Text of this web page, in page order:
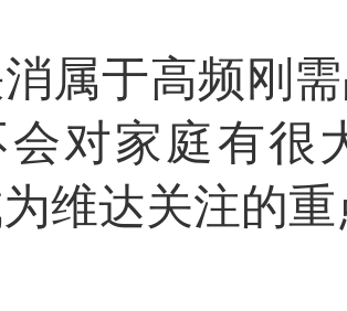
消属于高频刚
会对家庭有很
维达关注的